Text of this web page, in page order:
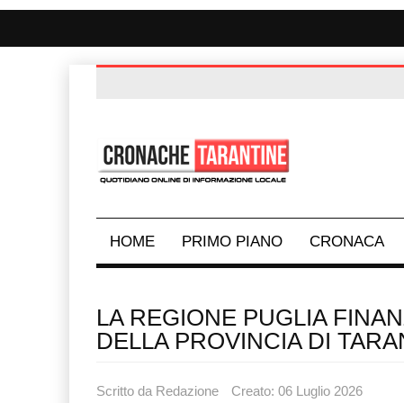
HOME PRIMO PIANO CRONACA
LA REGIONE PUGLIA
DELLA PROVINCIA DI
Scritto da Redazione Creato: 06 Luglio 2026